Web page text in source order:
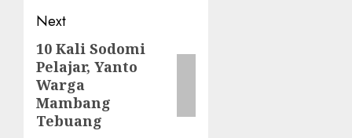
Next
Next
post:
10 Kali Sodomi
Pelajar, Yanto
Warga
Mambang
Tebuang